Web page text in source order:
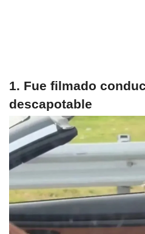
1. Fue filmado
descapotable